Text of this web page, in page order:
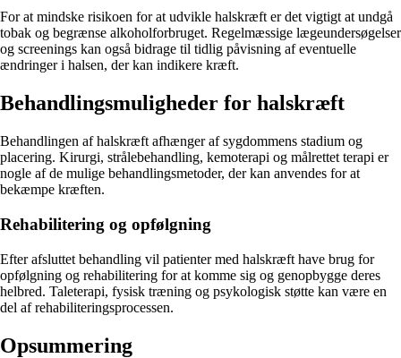
For at mindske risikoen for at udvikle halskræft er det vigtigt at undgå
tobak og begrænse alkoholforbruget. Regelmæssige lægeundersøgelser
og screenings kan også bidrage til tidlig påvisning af eventuelle
ændringer i halsen, der kan indikere kræft.
Behandlingsmuligheder for halskræft
Behandlingen af halskræft afhænger af sygdommens stadium og
placering. Kirurgi, strålebehandling, kemoterapi og målrettet terapi er
nogle af de mulige behandlingsmetoder, der kan anvendes for at
bekæmpe kræften.
Rehabilitering og opfølgning
Efter afsluttet behandling vil patienter med halskræft have brug for
opfølgning og rehabilitering for at komme sig og genopbygge deres
helbred. Taleterapi, fysisk træning og psykologisk støtte kan være en
del af rehabiliteringsprocessen.
Opsummering